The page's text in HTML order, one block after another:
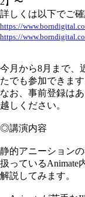
詳しくは以下でご確
https://
https://
今月から8月まで、
たでも参加できま
なお、事前登録は
越しください。
◎講演内容
静的アニーション
扱っているAnimate
解説してみます。